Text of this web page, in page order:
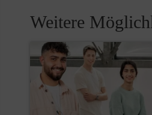
Weitere